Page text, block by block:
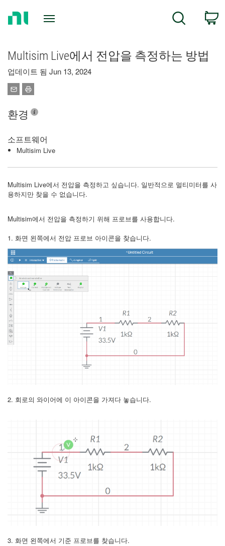
Search
Multisim Live에서 전압을 측정하는 방법
업데이트 됨 Jun 13, 2024
환경
소프트웨어
Multisim Live
Multisim Live에서 전압을 측정하고 싶습니다. 일반적으로 멀티미터를 사
용하지만 찾을 수 없습니다.
Multisim에서 전압을 측정하기 위해 프로브를 사용합니다.
1. 화면 왼쪽에서 전압 프로브 아이콘을 찾습니다.
2. 회로의 와이어에 이 아이콘을 가져다 놓습니다.
3. 화면 왼쪽에서 기준 프로브를 찾습니다.